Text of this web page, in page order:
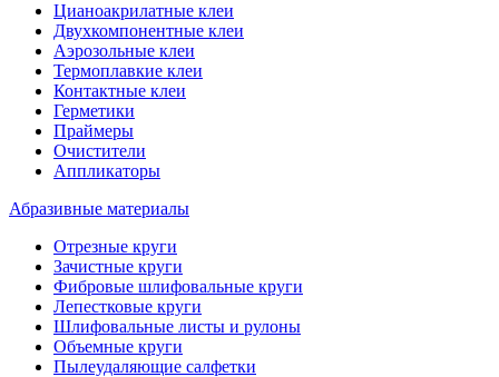
Цианоакрилатные клеи
Двухкомпонентные клеи
Аэрозольные клеи
Термоплавкие клеи
Контактные клеи
Герметики
Праймеры
Очистители
Аппликаторы
Абразивные материалы
Отрезные круги
Зачистные круги
Фибровые шлифовальные круги
Лепестковые круги
Шлифовальные листы и рулоны
Объемные круги
Пылеудаляющие салфетки